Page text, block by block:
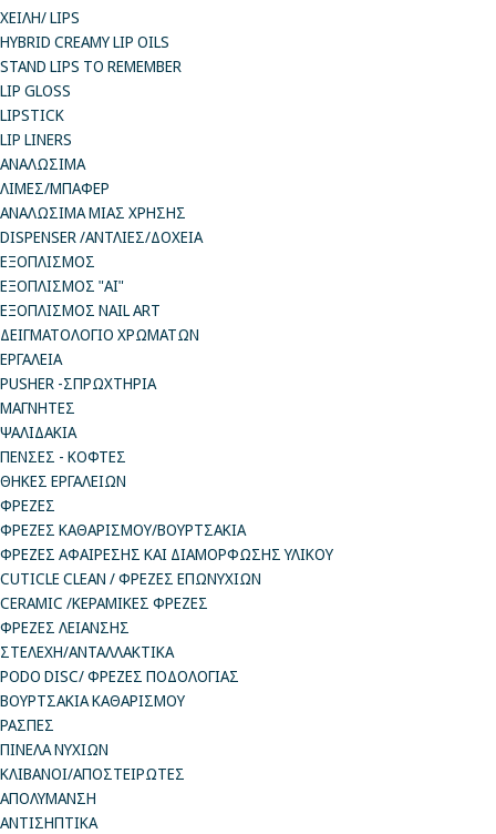
ΧΕΙΛΗ/ LIPS
HYBRID CREAMY LIP OILS
STAND LIPS TO REMEMBER
LIP GLOSS
LIPSTICK
LIP LINERS
ΑΝΑΛΩΣΙΜΑ
ΛΙΜΕΣ/ΜΠΑΦΕΡ
ΑΝΑΛΩΣΙΜΑ ΜΙΑΣ ΧΡΗΣΗΣ
DISPENSER /ΑΝΤΛΙΕΣ/ΔΟΧΕΙΑ
ΕΞΟΠΛΙΣΜΟΣ
ΕΞΟΠΛΙΣΜΟΣ "AI"
ΕΞΟΠΛΙΣΜΟΣ NAIL ART
ΔΕΙΓΜΑΤΟΛΟΓΙΟ ΧΡΩΜΑΤΩΝ
ΕΡΓΑΛΕΙΑ
PUSHER -ΣΠΡΩΧΤΗΡΙΑ
ΜΑΓΝΗΤΕΣ
ΨΑΛΙΔΑΚΙΑ
ΠΕΝΣΕΣ - ΚΟΦΤΕΣ
ΘΗΚΕΣ ΕΡΓΑΛΕΙΩΝ
ΦΡΕΖΕΣ
ΦΡΕΖΕΣ ΚΑΘΑΡΙΣΜΟΥ/ΒΟΥΡΤΣΑΚΙΑ
ΦΡΕΖΕΣ ΑΦΑΙΡΕΣΗΣ ΚΑΙ ΔΙΑΜΟΡΦΩΣΗΣ ΥΛΙΚΟΥ
CUTICLE CLEAN / ΦΡΕΖΕΣ ΕΠΩΝΥΧΙΩΝ
CERAMIC /ΚΕΡΑΜΙΚΕΣ ΦΡΕΖΕΣ
ΦΡΕΖΕΣ ΛΕΙΑΝΣΗΣ
ΣΤΕΛΕΧΗ/ΑΝΤΑΛΛΑΚΤΙΚΑ
PODO DISC/ ΦΡΕΖΕΣ ΠΟΔΟΛΟΓΙΑΣ
ΒΟΥΡΤΣΑΚΙΑ ΚΑΘΑΡΙΣΜΟΥ
ΡΑΣΠΕΣ
ΠΙΝΕΛΑ ΝΥΧΙΩΝ
ΚΛΙΒΑΝΟΙ/ΑΠΟΣΤΕΙΡΩΤΕΣ
ΑΠΟΛΥΜΑΝΣΗ
ΑΝΤΙΣΗΠΤΙΚΑ